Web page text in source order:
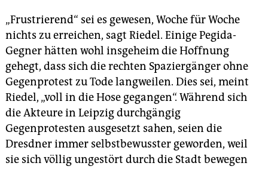
„Frustrierend“ sei es gewesen, Woche für Woche
nichts zu erreichen, sagt Riedel. Einige Pegida-
Gegner hätten wohl insgeheim die Hoffnung
gehegt, dass sich die rechten Spaziergänger ohne
Gegenprotest zu Tode langweilen. Dies sei, meint
Riedel, „voll in die Hose gegangen“. Während sich
die Akteure in Leipzig durchgängig
Gegenprotesten ausgesetzt sahen, seien die
Dresdner immer selbstbewusster geworden, weil
sie sich völlig ungestört durch die Stadt bewegen